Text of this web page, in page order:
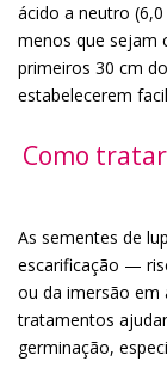
ácido a neutro
menos que sejam
primeiros 30 cm
estabelecerem
Como
As sementes de
escarificação —
ou da imersão em
tratamentos
germinação,